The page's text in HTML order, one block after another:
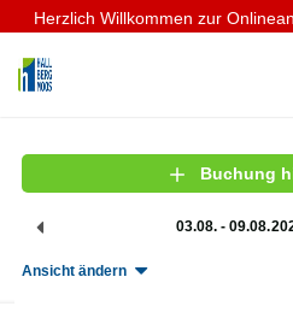
Login
Herzlich Willkommen zur
Buchung
03.08. -
Ansicht ändern